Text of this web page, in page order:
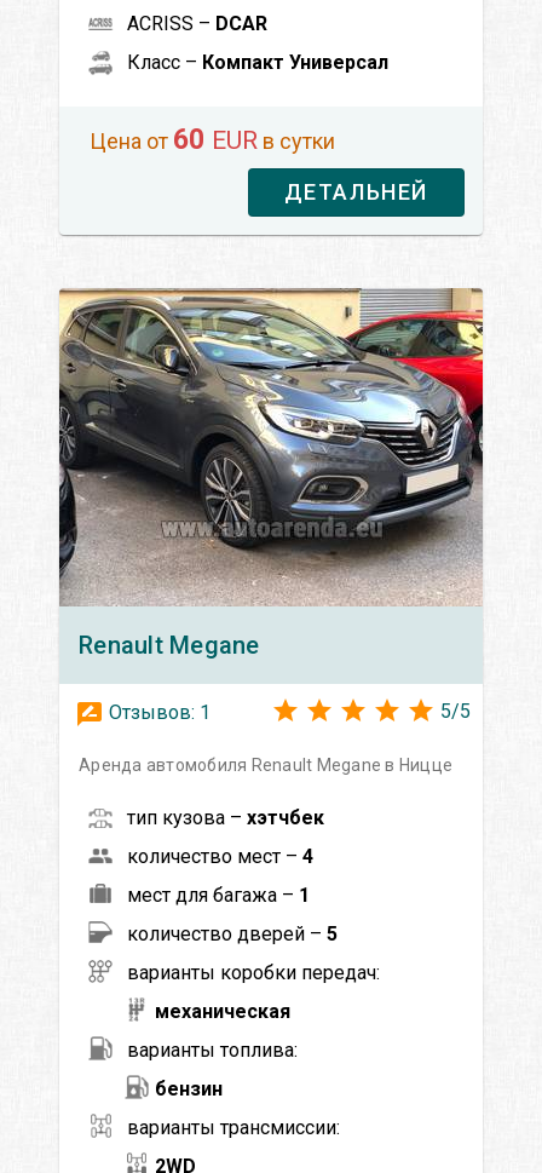
ACRISS – DCAR
Класс – Компакт Универсал
Цена от 60 EUR в сутки
ДЕТАЛЬНЕЙ
Renault Megane
Отзывов: 1 5/5
Аренда автомобиля Renault Megane в Ницце
тип кузова – хэтчбек
количество мест – 4
мест для багажа – 1
количество дверей – 5
варианты коробки передач:
механическая
варианты топлива:
бензин
варианты трансмиссии:
2WD